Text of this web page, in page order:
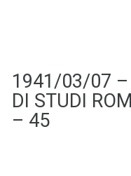
1941/03/07 –
DI STUDI
– 45